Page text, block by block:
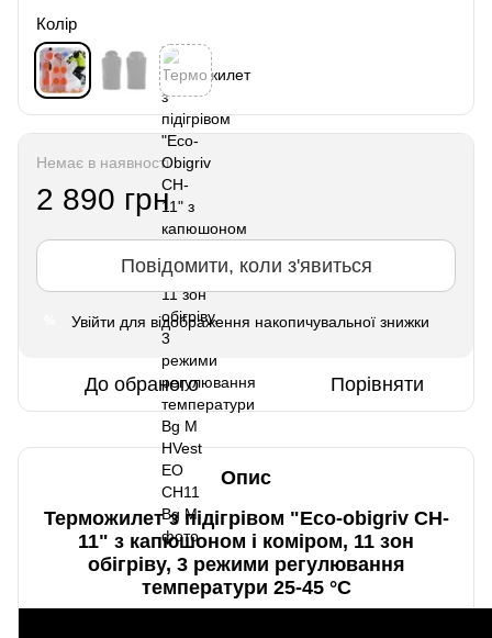
Колір
Немає в наявності
2 890 грн
Повідомити, коли з'явиться
Увійти для відображення накопичувальної знижки
До обраного Порівняти
Опис
Терможилет з підігрівом "Eco-obigriv CH-
11" з капюшоном і коміром, 11 зон
обігріву, 3 режими регулювання
температури 25-45 °C